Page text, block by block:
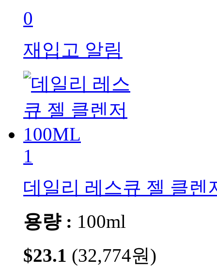
0
재입고 알림
1
데일리 레스큐 젤 클렌
용량 : 100ml
$23.1 (32,774원)